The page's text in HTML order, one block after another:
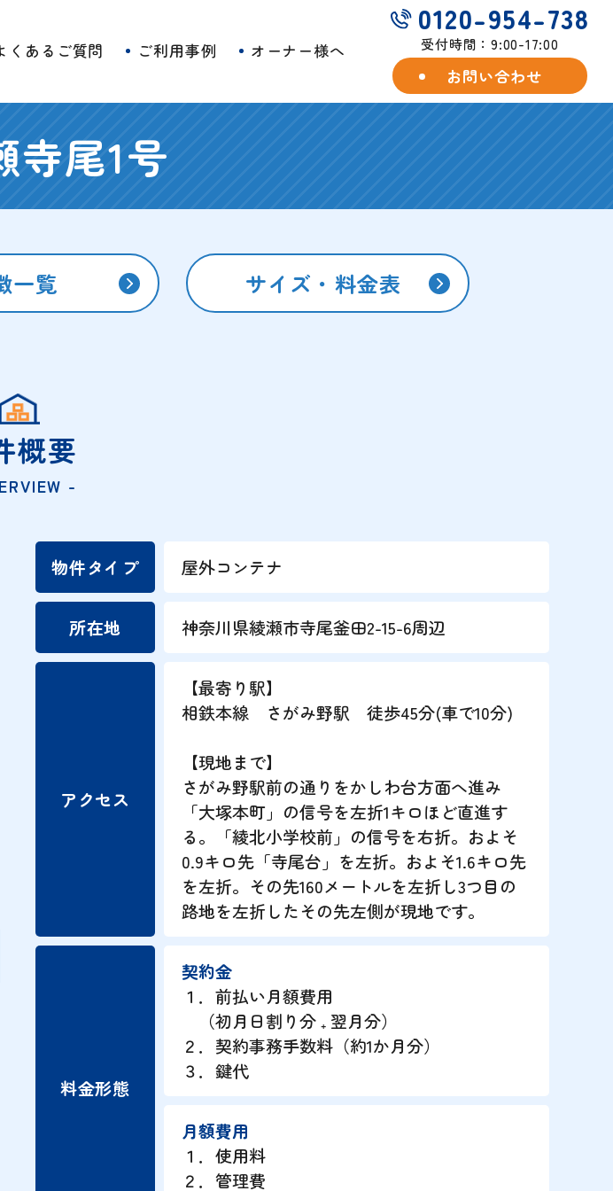
くあるご質問 ご利用事例 オーナー様へ
0120-954-738
受付時間：9:00-17:00
お問い合わせ
寺尾1号
一覧 サイズ・料金表
概要
-
物件タイプ 屋外コンテナ
所在地 神奈川県綾瀬市寺尾釜田2-15-6周辺
アクセス
【最寄り駅】
相鉄本線 さがみ野駅 徒歩45分(車で10分)
【現地まで】
さがみ野駅前の通りをかしわ台方面へ進み
「大塚本町」の信号を左折1キロほど直進す
る。「綾北小学校前」の信号を右折。およそ
0.9キロ先「寺尾台」を左折。およそ1.6キロ先
を左折。その先160メートルを左折し3つ目の
路地を左折したその先左側が現地です。
料金形態
契約金
１．前払い月額費用
（初月日割り分 ₊ 翌月分）
２．契約事務手数料（約1か月分）
３．鍵代
月額費用
１．使用料
２．管理費